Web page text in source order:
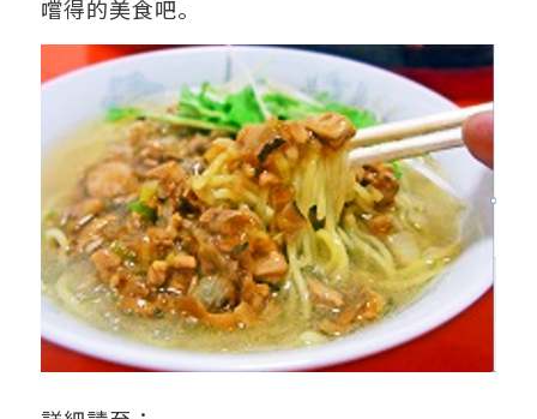
嚐得的美食吧。